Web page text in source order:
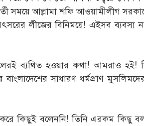
সময়ে আল্লামা শফি আওয়ামীলীগ
লীজের বিনিময়ে! এইসব ব্যবসা
ব্যথিত হওয়ার কথা! আমরাও হই!
সাধারণ ধর্মপ্রাণ
করে কিছুই বলেননি! তিনি এরকম কিছু